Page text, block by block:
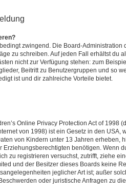
zwingend. Die Board-Administration
zu schreiben. Auf jeden Fall erhältst du
nicht zur Verfügung stehen: zum
Beitritt zu Benutzergruppen und so
ist und dir zahlreiche Vorteile bietet.
Online Privacy Protection Act of 1998
von 1998) ist ein Gesetz in den USA,
von Kindern unter 13 Jahren erheben,
Erziehungsberechtigten benötigen. Wenn
zu registrieren versuchst, zutrifft, ziehe
und der Besitzer dieses Boards keine
jeglicher Art ist; außer
oder juristische Anfragen zu